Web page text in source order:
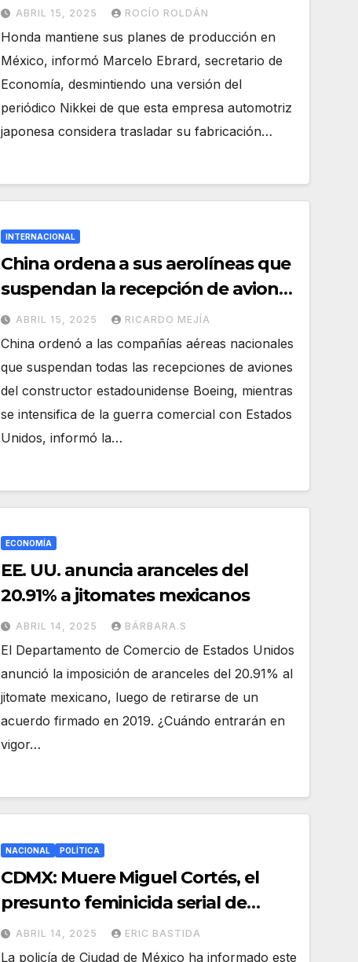
ABRIL 15, 2025 ROCÍO ROLDÁN
Honda mantiene sus planes de producción en
México, informó Marcelo Ebrard, secretario de
Economía, desmintiendo una versión del
periódico Nikkei de que esta empresa automotriz
japonesa considera trasladar su fabricación…
INTERNACIONAL
China ordena a sus aerolíneas que
suspendan la recepción de aviones
de Boeing
ABRIL 15, 2025 RICARDO MEJÍA
China ordenó a las compañías aéreas nacionales
que suspendan todas las recepciones de aviones
del constructor estadounidense Boeing, mientras
se intensifica de la guerra comercial con Estados
Unidos, informó la…
ECONOMÍA
EE. UU. anuncia aranceles del
20.91% a jitomates mexicanos
ABRIL 14, 2025 BÁRBARA.S
El Departamento de Comercio de Estados Unidos
anunció la imposición de aranceles del 20.91% al
jitomate mexicano, luego de retirarse de un
acuerdo firmado en 2019. ¿Cuándo entrarán en
vigor…
NACIONAL POLÍTICA
CDMX: Muere Miguel Cortés, el
presunto feminicida serial de
Iztacalco
ABRIL 14, 2025 ERIC BASTIDA
La policía de Ciudad de México ha informado este